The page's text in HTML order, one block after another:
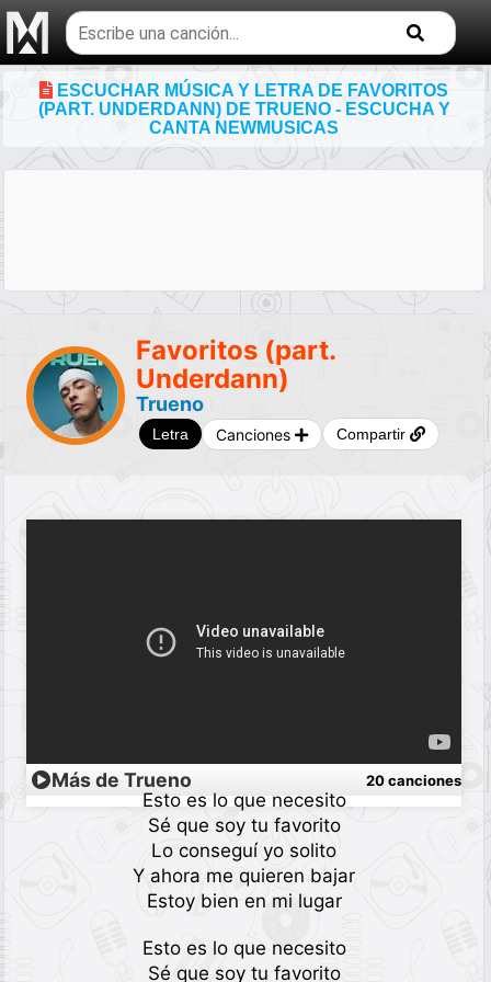
Buscar
temas
musicales
ESCUCHAR MÚSICA Y LETRA DE FAVORITOS
(PART. UNDERDANN) DE TRUENO - ESCUCHA Y
CANTA NEWMUSICAS
Favoritos (part.
Underdann)
Trueno
Letra Canciones Compartir
Esto es lo que necesito
Sé que soy tu favorito
Lo conseguí yo solito
Y ahora me quieren bajar
Estoy bien en mi lugar
Esto es lo que necesito
Sé que soy tu favorito
Más de Trueno 20 canciones